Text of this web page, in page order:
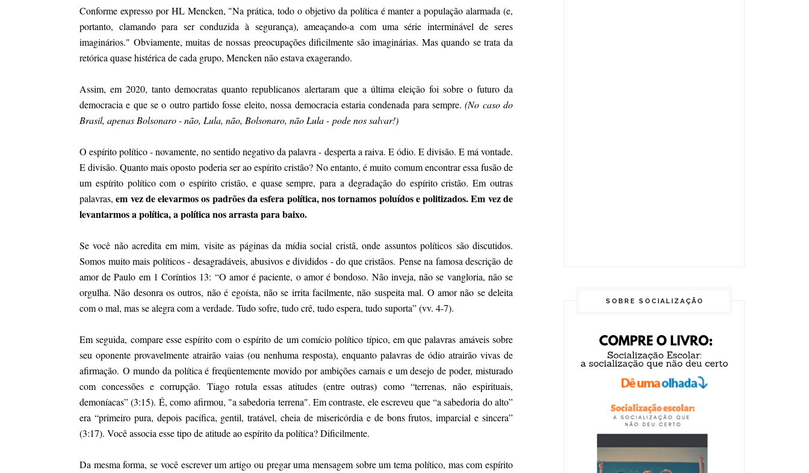
Conforme expresso por HL Mencken, "Na prática, todo o objetivo da política é manter a população alarmada (e,
portanto, clamando para ser conduzida à segurança), ameaçando-a com uma série interminável de seres
imaginários." Obviamente, muitas de nossas preocupações dificilmente são imaginárias. Mas quando se trata da
retórica quase histérica de cada grupo, Mencken não estava exagerando.
Assim, em 2020, tanto democratas quanto republicanos alertaram que a última eleição foi sobre o futuro da
democracia e que se o outro partido fosse eleito, nossa democracia estaria condenada para sempre.(No caso do
Brasil, apenas Bolsonaro - não, Lula, não, Bolsonaro, não Lula - pode nos salvar!)
O espírito político - novamente, no sentido negativo da palavra - desperta a raiva. E ódio. E divisão. E má vontade.
E divisão. Quanto mais oposto poderia ser ao espírito cristão? No entanto, é muito comum encontrar essa fusão de
um espírito político com o espírito cristão, e quase sempre, para a degradação do espírito cristão. Em outras
palavras,em vez de elevarmos os padrões da esfera política, nos tornamos poluídos e politizados. Em vez de
levantarmos a política, a política nos arrasta para baixo.
Se você não acredita em mim, visite as páginas da mídia social cristã, onde assuntos políticos são discutidos.
Somos muito mais políticos - desagradáveis, abusivos e divididos - do que cristãos. Pense na famosa descrição de
amor de Paulo em 1 Coríntios 13: “O amor é paciente, o amor é bondoso. Não inveja, não se vangloria, não se
orgulha. Não desonra os outros, não é egoísta, não se irrita facilmente, não suspeita mal. O amor não se deleita
com o mal, mas se alegra com a verdade. Tudo sofre, tudo crê, tudo espera, tudo suporta” (vv. 4-7).
Em seguida, compare esse espírito com o espírito de um comício político típico, em que palavras amáveis ​​sobre
seu oponente provavelmente atrairão vaias (ou nenhuma resposta), enquanto palavras de ódio atrairão vivas de
afirmação. O mundo da política é freqüentemente movido por ambições carnais e um desejo de poder, misturado
com concessões e corrupção. Tiago rotula essas atitudes (entre outras) como “terrenas, não espirituais,
demoníacas” (3:15). É, como afirmou, "a sabedoria terrena". Em contraste, ele escreveu que “a sabedoria do alto”
era “primeiro pura, depois pacífica, gentil, tratável, cheia de misericórdia e de bons frutos, imparcial e sincera”
(3:17). Você associa esse tipo de atitude ao espírito da política? Dificilmente.
Da mesma forma, se você escrever um artigo ou pregar uma mensagem sobre um tema político, mas com espírito
SOBRE SOCIALIZAÇÃO